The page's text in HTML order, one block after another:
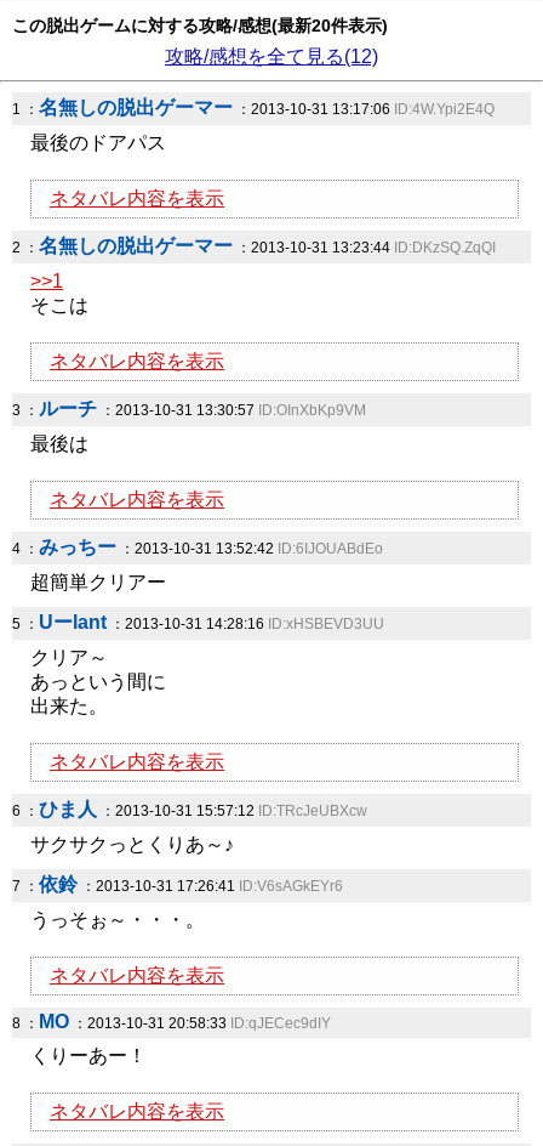
この脱出ゲームに対する攻略/感想(最新20件表示)
攻略/感想を全て見る(12)
1 ： 名無しの脱出ゲーマー ：2013-10-31 13:17:06 ID:4W.Ypi2E4Q
最後のドアパス
ネタバレ内容を表示
2 ： 名無しの脱出ゲーマー ：2013-10-31 13:23:44 ID:DKzSQ.ZqQI
>>1
そこは
ネタバレ内容を表示
3 ： ルーチ ：2013-10-31 13:30:57 ID:OInXbKp9VM
最後は
ネタバレ内容を表示
4 ： みっちー ：2013-10-31 13:52:42 ID:6IJOUABdEo
超簡単クリアー
5 ： Uーlant：2013-10-31 14:28:16 ID:xHSBEVD3UU
クリア～
あっという間に
出来た。
ネタバレ内容を表示
6 ： ひま人 ：2013-10-31 15:57:12 ID:TRcJeUBXcw
サクサクっとくりあ～♪
7 ： 依鈴：2013-10-31 17:26:41 ID:V6sAGkEYr6
うっそぉ～・・・。
ネタバレ内容を表示
8 ： MO ：2013-10-31 20:58:33 ID:qJECec9dIY
くりーあー！
ネタバレ内容を表示